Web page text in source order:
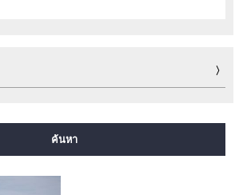
สายนิวแทรม
ค้นหา